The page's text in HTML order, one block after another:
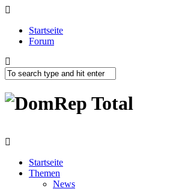
Startseite
Forum
Startseite
Themen
News